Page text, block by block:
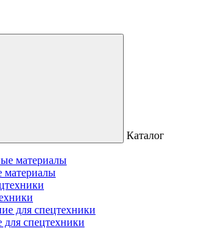
Каталог
материалы
для спецтехники